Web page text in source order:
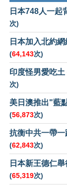
日本748人一起
次)
日本加入北約
(64,143次)
印度怪男愛吃
次)
美日澳推出"藍
(56,873次)
抗衡中共一帶一
(62,843次)
日本新王德仁
(65,319次)